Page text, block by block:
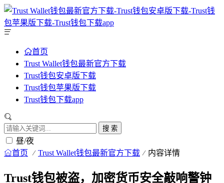
首页
Trust Wallet钱包最新官方下载
Trust钱包安卓版下载
Trust钱包苹果版下载
Trust钱包下载app
搜 索
昼/夜
首页 Trust Wallet钱包最新官方下载 内容详情
Trust钱包被盗，加密货币安全敲响警钟